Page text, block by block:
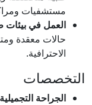
مستشفيات
العمل في بيئات
حالات معقدة
الاحترافية.
التخصصات
الجراحة